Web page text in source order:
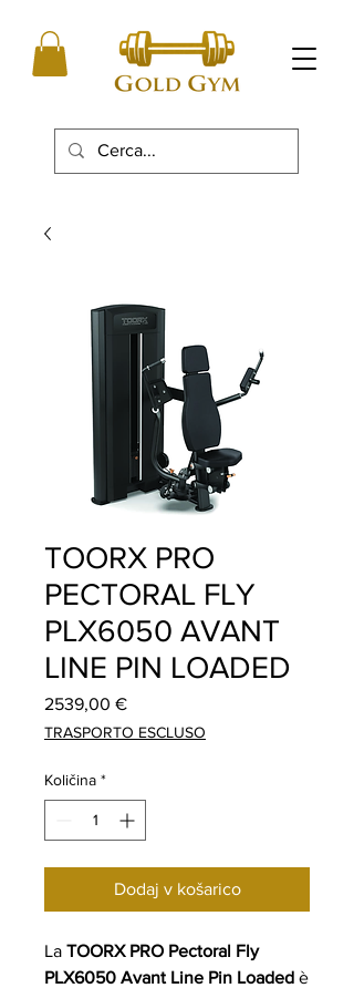
TOORX PRO
PECTORAL FLY
PLX6050 AVANT
LINE PIN LOADED
2539,00 €Price
TRASPORTO ESCLUSO
Količina *
Dodaj v košarico
La TOORX PRO Pectoral Fly
PLX6050 Avant Line Pin Loaded è